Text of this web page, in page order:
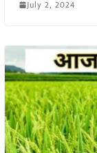
July 2, 2024